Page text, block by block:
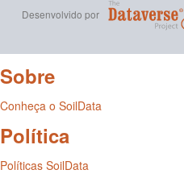
Desenvolvido por
Sobre
Conheça o SoilData
Política
Políticas SoilData